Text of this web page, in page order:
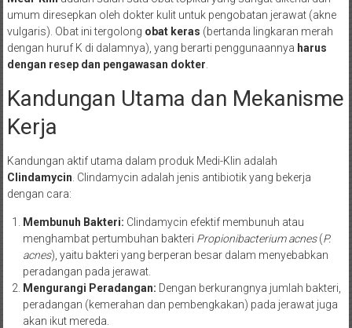
umum diresepkan oleh dokter kulit untuk pengobatan jerawat (akne
vulgaris). Obat ini tergolong obat keras (bertanda lingkaran merah
dengan huruf K di dalamnya), yang berarti penggunaannya harus
dengan resep dan pengawasan dokter
Kandungan Utama dan Mekanisme
Kerja
Kandungan aktif utama dalam produk Medi-Klin adalah
Clindamycin . Clindamycin adalah jenis antibiotik yang bekerja
dengan cara:
Membunuh Bakteri: Clindamycin efektif membunuh atau
menghambat pertumbuhan bakteri Propionibacterium acnes(P.
acnes), yaitu bakteri yang berperan besar dalam menyebabkan
peradangan pada jerawat.
Mengurangi Peradangan: Dengan berkurangnya jumlah bakteri,
peradangan (kemerahan dan pembengkakan) pada jerawat juga
akan ikut mereda.